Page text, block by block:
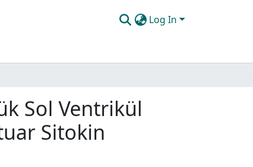
Log In
Sol Ventrikül
Sitokin